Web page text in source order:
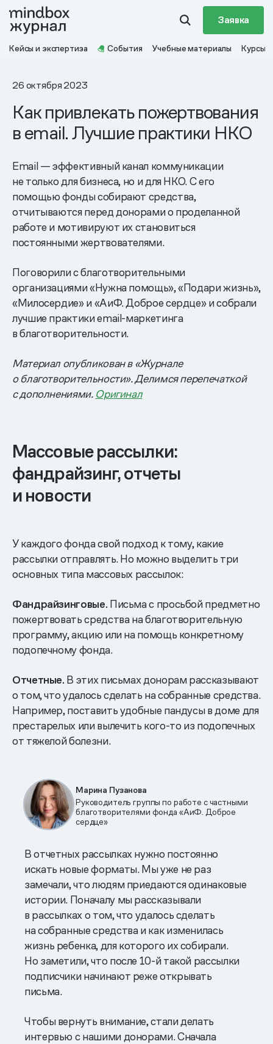
Заявка
Кейсы и экспертиза События Учебные материалы Курсы
26 октября 2023
Как привлекать пожертвования
в email. Лучшие практики НКО
Email — эффективный канал коммуникации
не только для бизнеса, но и для НКО. С его
помощью фонды собирают средства,
отчитываются перед донорами о проделанной
работе и мотивируют их становиться
постоянными жертвователями.
Поговорили с благотворительными
организациями «Нужна помощь», «Подари жизнь»,
«Милосердие» и «АиФ. Доброе сердце» и собрали
лучшие практики email-маркетинга
в благотворительности.
Материал опубликован в «Журнале
о благотворительности». Делимся перепечаткой
с дополнениями. Оригинал
Массовые рассылки:
фандрайзинг, отчеты
и новости
У каждого фонда свой подход к тому, какие
рассылки отправлять. Но можно выделить три
основных типа массовых рассылок:
Фандрайзинговые. Письма с просьбой предметно
пожертвовать средства на благотворительную
программу, акцию или на помощь конкретному
подопечному фонда.
Отчетные. В этих письмах донорам рассказывают
о том, что удалось сделать на собранные средства.
Например, поставить удобные пандусы в доме для
престарелых или вылечить кого-то из подопечных
от тяжелой болезни.
Марина Пузанова
Руководитель группы по работе с частными
благотворителями фонда «АиФ. Доброе
сердце»
В отчетных рассылках нужно постоянно
искать новые форматы. Мы уже не раз
замечали, что людям приедаются одинаковые
истории. Поначалу мы рассказывали
в рассылках о том, что удалось сделать
на собранные средства и как изменилась
жизнь ребенка, для которого их собирали.
Но заметили, что после 10-й такой рассылки
подписчики начинают реже открывать
письма.
Чтобы вернуть внимание, стали делать
интервью с нашими донорами. Сначала